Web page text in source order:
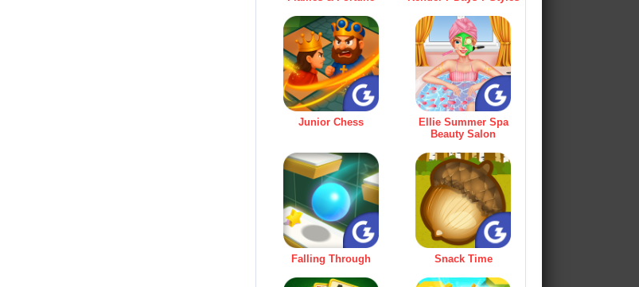
Junior Chess
Ellie Summer Spa
Beauty Salon
Falling Through Snack Time